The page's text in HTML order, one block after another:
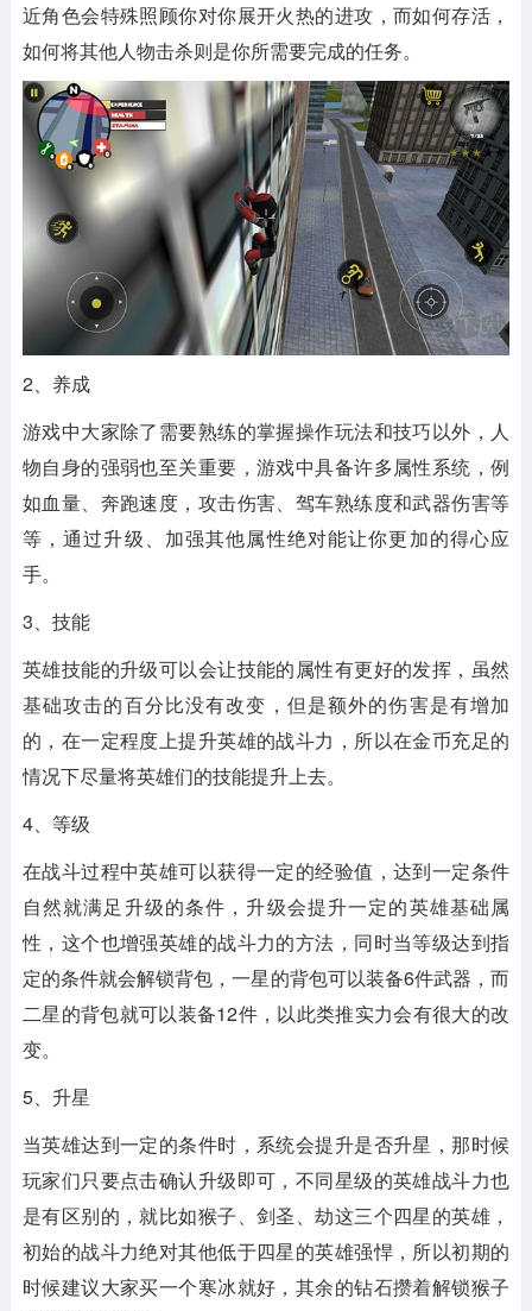
近角色会特殊照顾你对你展开火热的进攻，而如何存活，
如何将其他人物击杀则是你所需要完成的任务。
2、养成
游戏中大家除了需要熟练的掌握操作玩法和技巧以外，人
物自身的强弱也至关重要，游戏中具备许多属性系统，例
如血量、奔跑速度，攻击伤害、驾车熟练度和武器伤害等
等，通过升级、加强其他属性绝对能让你更加的得心应
手。
3、技能
英雄技能的升级可以会让技能的属性有更好的发挥，虽然
基础攻击的百分比没有改变，但是额外的伤害是有增加
的，在一定程度上提升英雄的战斗力，所以在金币充足的
情况下尽量将英雄们的技能提升上去。
4、等级
在战斗过程中英雄可以获得一定的经验值，达到一定条件
自然就满足升级的条件，升级会提升一定的英雄基础属
性，这个也增强英雄的战斗力的方法，同时当等级达到指
定的条件就会解锁背包，一星的背包可以装备6件武器，而
二星的背包就可以装备12件，以此类推实力会有很大的改
变。
5、升星
当英雄达到一定的条件时，系统会提升是否升星，那时候
玩家们只要点击确认升级即可，不同星级的英雄战斗力也
是有区别的，就比如猴子、剑圣、劫这三个四星的英雄，
初始的战斗力绝对其他低于四星的英雄强悍，所以初期的
时候建议大家买一个寒冰就好，其余的钻石攒着解锁猴子